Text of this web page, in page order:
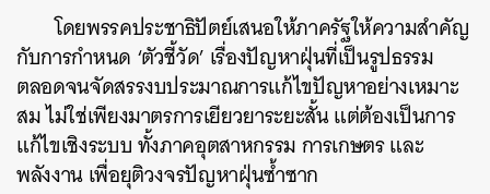
โดยพรรคประชาธิปัตย์เสนอให้ภาครัฐให้ความสำคัญ
กับการกำหนด ‘ตัวชี้วัด’ เรื่องปัญหาฝุ่นที่เป็นรูปธรรม
ตลอดจนจัดสรรงบประมาณการแก้ไขปัญหาอย่างเหมาะ
สม ไม่ใช่เพียงมาตรการเยียวยาระยะสั้น แต่ต้องเป็นการ
แก้ไขเชิงระบบ ทั้งภาคอุตสาหกรรม การเกษตร และ
พลังงาน เพื่อยุติวงจรปัญหาฝุ่นซ้ำซาก